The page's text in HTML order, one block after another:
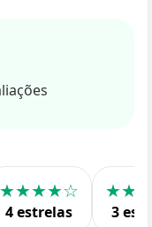
★★★★☆
4 estrelas 3